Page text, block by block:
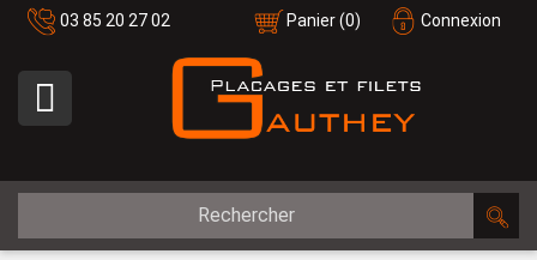
03 85 20 27 02 Connexion
Panier(0)
